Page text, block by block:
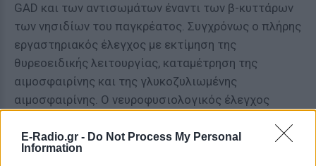
E-Radio.gr - Do Not Process My Personal
Information
GAD και των αντισωμάτων έναντι των β-κυττάρων
των νησιδίων του παγκρέατος. Συγχρόνως ο πλήρης
εργαστηριακός έλεγχος με εκτίμηση της
θυρεοειδικής λειτουργίας, καταμέτρηση της
αιμοσφαιρίνης και της γλυκοζυλιωμένης
αιμοσφαιρίνης. Ο νευροφυσιολογικός έλεγχος
στους κορμικούς μύες, ενώ το
ηλεκτροεγκεφαλογράφημα συμβάλλει στην